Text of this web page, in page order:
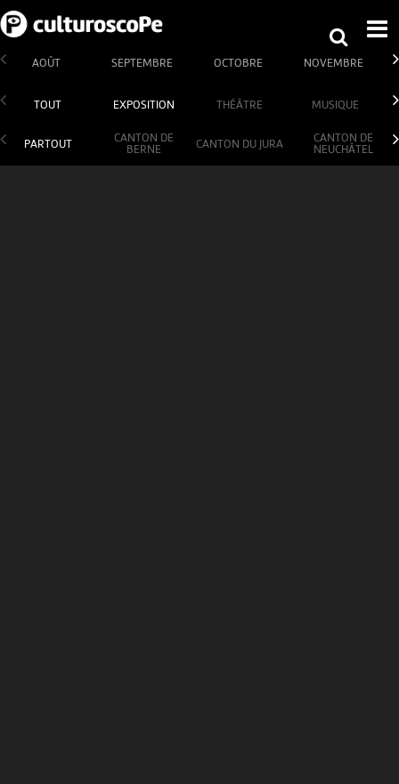
AOÛT SEPTEMBRE OCTOBRE NOVEMBRE
TOUT EXPOSITION THÉÂTRE MUSIQUE
PARTOUT
CANTON DE
BERNE
CANTON DU JURA
CANTON DE
NEUCHÂTEL